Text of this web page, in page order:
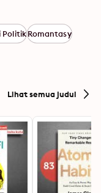
PolitikRomantasy
Lihat semua judul